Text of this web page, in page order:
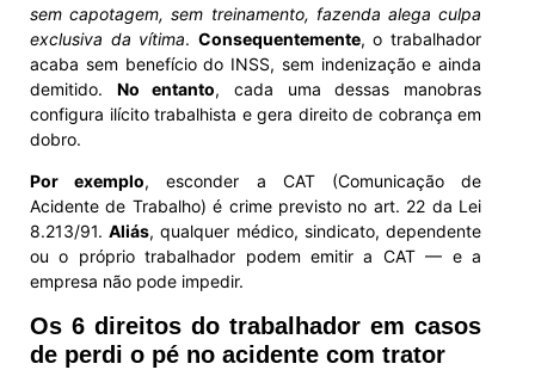
sem capotagem, sem treinamento, fazenda alega culpa
exclusiva da vítima. Consequentemente, o trabalhador
acaba sem benefício do INSS, sem indenização e ainda
demitido. No entanto, cada uma dessas manobras
configura ilícito trabalhista e gera direito de cobrança em
dobro.
Por exemplo, esconder a CAT (Comunicação de
Acidente de Trabalho) é crime previsto no art. 22 da Lei
8.213/91.Aliás, qualquer médico, sindicato, dependente
ou o próprio trabalhador podem emitir a CAT — e a
empresa não pode impedir.
Os 6 direitos do trabalhador em casos
de perdi o pé no acidente com trator